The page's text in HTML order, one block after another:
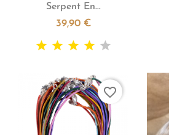
Serpent En...
39,90 €
favorite_border